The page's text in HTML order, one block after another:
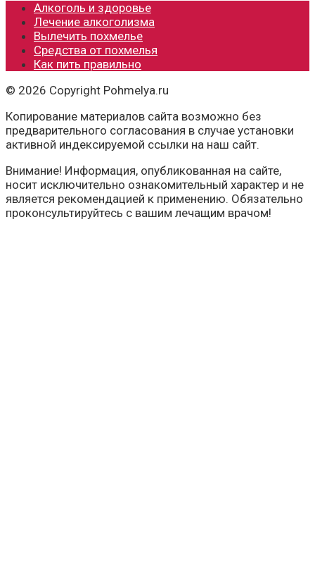
Алкоголь и здоровье
Лечение алкоголизма
Вылечить похмелье
Средства от похмелья
Как пить правильно
© 2026 Copyright Pohmelya.ru
Копирование материалов сайта возможно без
предварительного согласования в случае установки
активной индексируемой ссылки на наш сайт.
Внимание! Информация, опубликованная на сайте,
носит исключительно ознакомительный характер и не
является рекомендацией к применению. Обязательно
проконсультируйтесь с вашим лечащим врачом!